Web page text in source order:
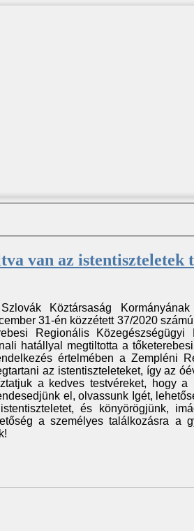
van az istentiszteletek
Köztársaság
31-én közzétett 37/2020
Regionális Közegészségügyi
hatállyal megtiltotta a
értelmében a Zempléni
az istentiszteleteket, így az
a kedves testvéreket, hogy a
el, olvassunk Igét,
és könyörögjünk,
a személyes találkozásra a